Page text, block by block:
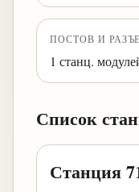
ПОСТОВ И
1 станц.
Список
Станция